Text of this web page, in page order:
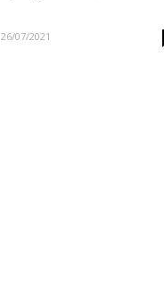
26/07/2021